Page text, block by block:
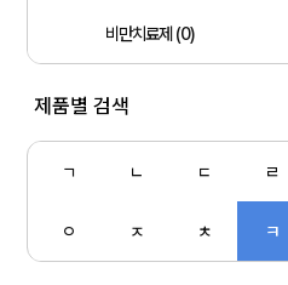
비만치료제 (0)
제품별 검색
ㄱ ㄴ ㄷ ㄹ
ㅇ ㅈ ㅊ ㅋ